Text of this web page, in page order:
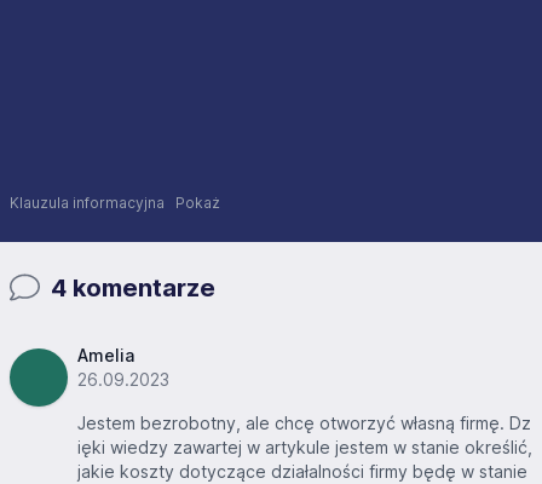
Klauzula informacyjna Pokaż
4 komentarze
Amelia
26.09.2023
Jestem bezrobotny, ale chcę otworzyć własną firmę. Dz
ięki wiedzy zawartej w artykule jestem w stanie określić,
jakie koszty dotyczące działalności firmy będę w stanie